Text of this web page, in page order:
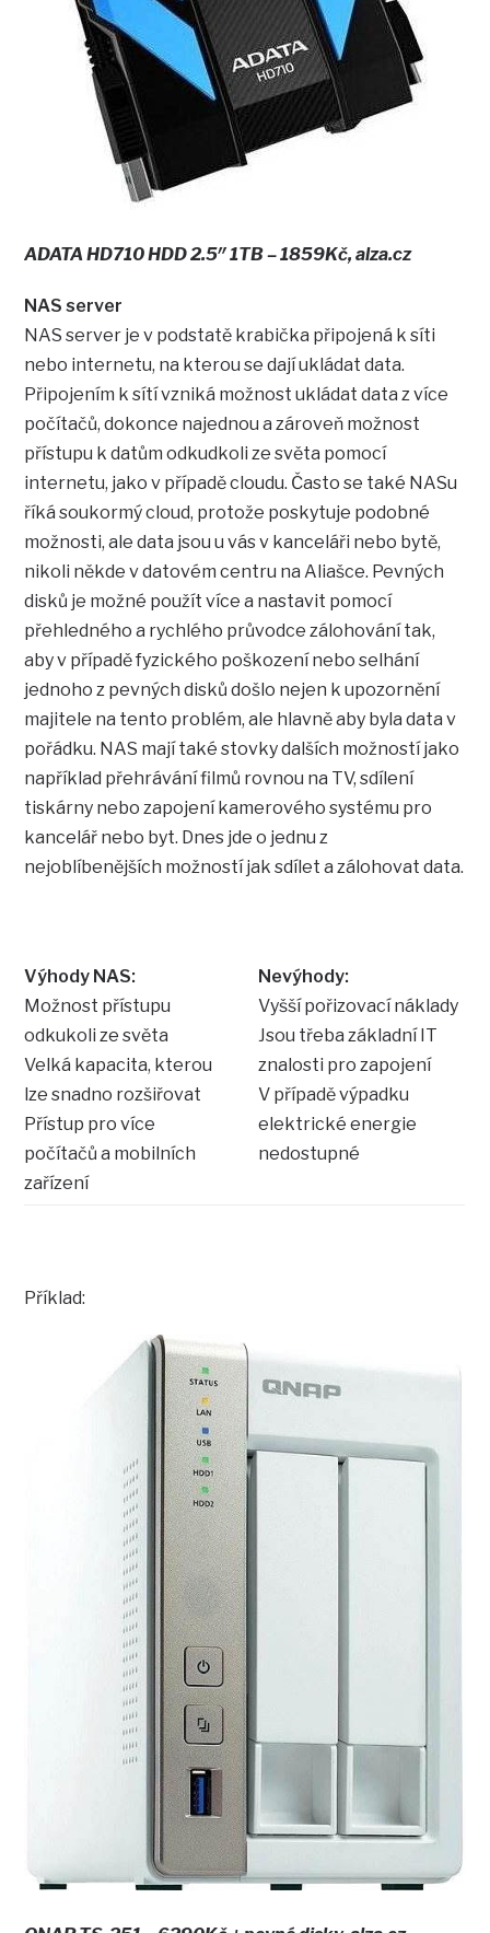
ADATA HD710 HDD 2.5″ 1TB – 1859Kč, alza.cz
NAS server
NAS server je v podstatě krabička připojená k síti
nebo internetu, na kterou se dají ukládat data.
Připojením k sítí vzniká možnost ukládat data z více
počítačů, dokonce najednou a zároveň možnost
přístupu k datům odkudkoli ze světa pomocí
internetu, jako v případě cloudu. Často se také NASu
říká soukormý cloud, protože poskytuje podobné
možnosti, ale data jsou u vás v kanceláři nebo bytě,
nikoli někde v datovém centru na Aliašce. Pevných
disků je možné použít více a nastavit pomocí
přehledného a rychlého průvodce zálohování tak,
aby v případě fyzického poškození nebo selhání
jednoho z pevných disků došlo nejen k upozornění
majitele na tento problém, ale hlavně aby byla data v
pořádku. NAS mají také stovky dalších možností jako
například přehrávání filmů rovnou na TV, sdílení
tiskárny nebo zapojení kamerového systému pro
kancelář nebo byt. Dnes jde o jednu z
nejoblíbenějších možností jak sdílet a zálohovat data.
Výhody NAS:
Možnost přístupu
odkukoli ze světa
Velká kapacita, kterou
lze snadno rozšiřovat
Přístup pro více
počítačů a mobilních
zařízení
Nevýhody:
Vyšší pořizovací náklady
Jsou třeba základní IT
znalosti pro zapojení
V případě výpadku
elektrické energie
nedostupné
Příklad: